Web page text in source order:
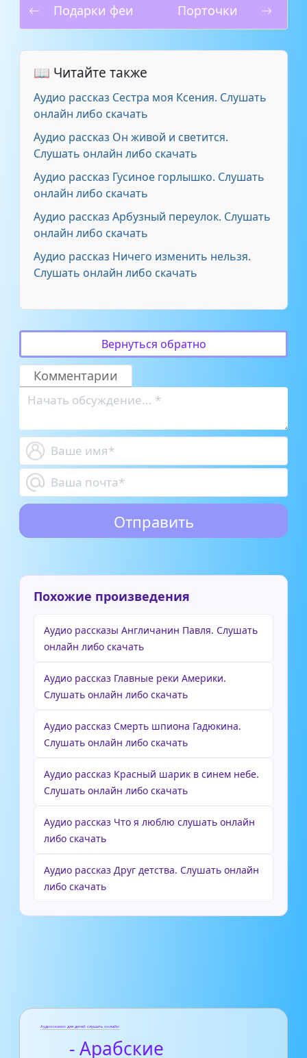
Подарки феи Порточки
📖 Читайте также
Аудио рассказ Сестра моя Ксения. Слушать
онлайн либо скачать
Аудио рассказ Он живой и светится.
Слушать онлайн либо скачать
Аудио рассказ Гусиное горлышко. Слушать
онлайн либо скачать
Аудио рассказ Арбузный переулок. Слушать
онлайн либо скачать
Аудио рассказ Ничего изменить нельзя.
Слушать онлайн либо скачать
Вернуться обратно
Комментарии
Похожие произведения
Аудио рассказы Англичанин Павля. Слушать
онлайн либо скачать
Аудио рассказ Главные реки Америки.
Слушать онлайн либо скачать
Аудио рассказ Смерть шпиона Гадюкина.
Слушать онлайн либо скачать
Аудио рассказ Красный шарик в синем небе.
Слушать онлайн либо скачать
Аудио рассказ Что я люблю слушать онлайн
либо скачать
Аудио рассказ Друг детства. Слушать онлайн
либо скачать
Аудиосказки для детей слушать онлайн
- Арабские